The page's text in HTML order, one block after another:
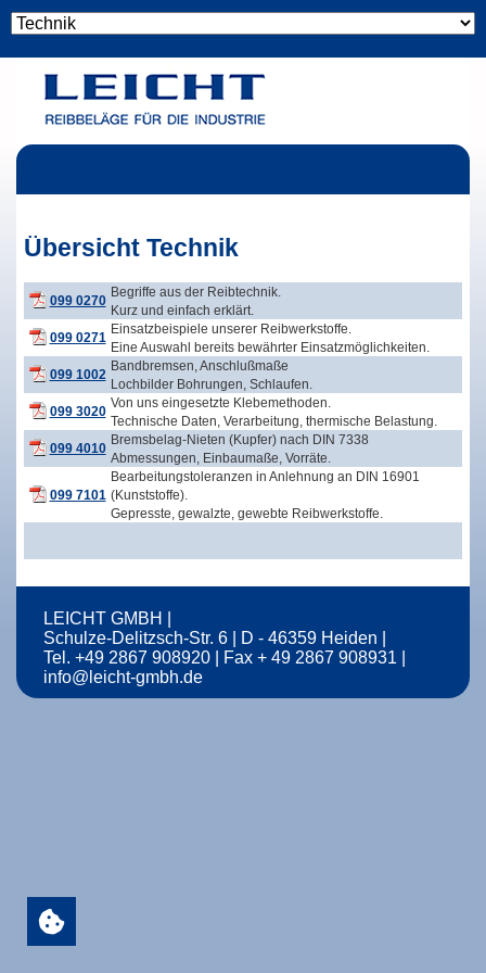
Übersicht Technik
099 0270
Begriffe aus der Reibtechnik.
Kurz und einfach erklärt.
099 0271
Einsatzbeispiele unserer Reibwerkstoffe.
Eine Auswahl bereits bewährter Einsatzmöglichkeiten.
099 1002
Bandbremsen, Anschlußmaße
Lochbilder Bohrungen, Schlaufen.
099 3020
Von uns eingesetzte Klebemethoden.
Technische Daten, Verarbeitung, thermische Belastung.
099 4010
Bremsbelag-Nieten (Kupfer) nach DIN 7338
Abmessungen, Einbaumaße, Vorräte.
099 7101
Bearbeitungstoleranzen in Anlehnung an DIN 16901
(Kunststoffe).
Gepresste, gewalzte, gewebte Reibwerkstoffe.
LEICHT GMBH
Schulze‑Delitzsch‑Str. 6 | D ‑ 46359 Heiden
Tel. +49 2867 908920
Fax + 49 2867 908931
info@leicht-gmbh.de